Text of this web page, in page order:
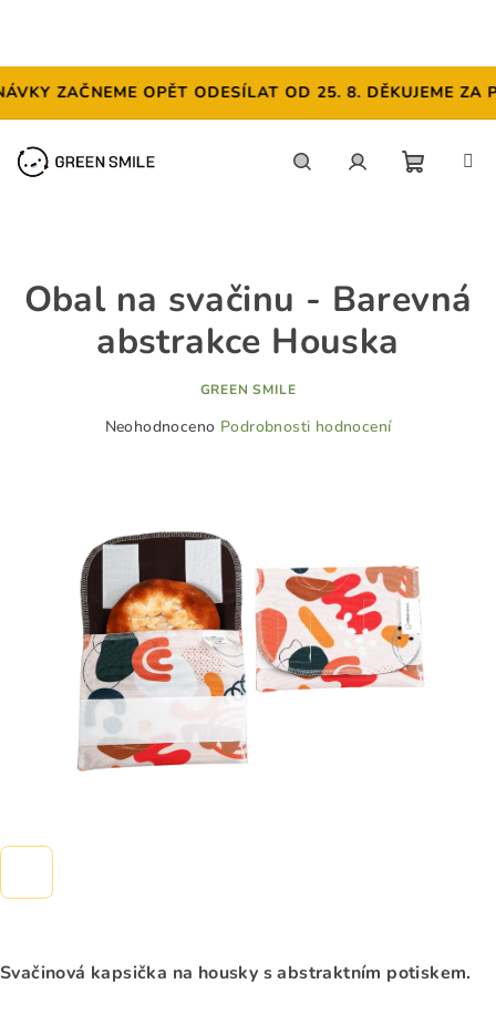
ZAČNEME OPĚT ODESÍLAT OD 25. 8. DĚKUJEME ZA
obsah
Svačinová kapsička na housky s abstraktním potiskem.
Obal na svačinu - Barevná
abstrakce Houska
GREEN SMILE
Neohodnoceno Podrobnosti hodnocení